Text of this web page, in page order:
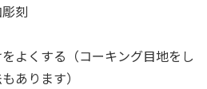
刻
よくする（コーキング目地をし
あります）